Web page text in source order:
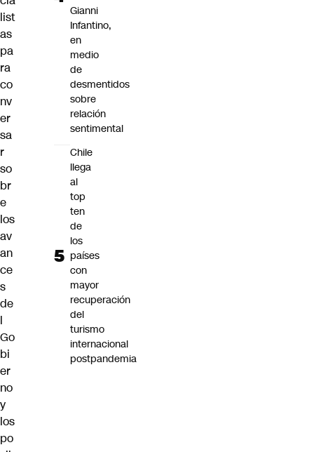
list
as
pa
ra
co
nv
er
sa
r
so
br
e
los
av
an
ce
s
de
l
Go
bi
er
no
y
los
po
Gianni
Infantino,
en
medio
de
desmentidos
sobre
relación
sentimental
Chile
llega
al
top
ten
de
los
países
con
mayor
recuperación
del
turismo
internacional
postpandemia